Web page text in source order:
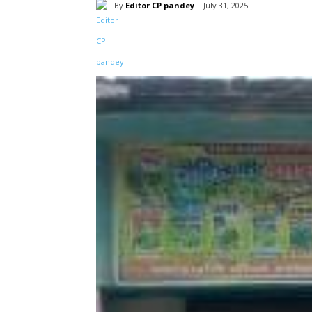
By Editor CP pandey July 31, 2025